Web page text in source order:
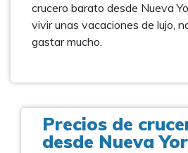
crucero barato desde Nueva
vivir unas vacaciones de lujo,
gastar mucho.
Precios de
desde Nueva